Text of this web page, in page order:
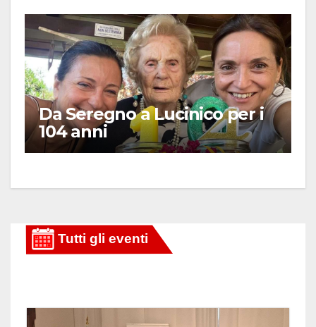
Da Seregno a Lucinico per i
104 anni